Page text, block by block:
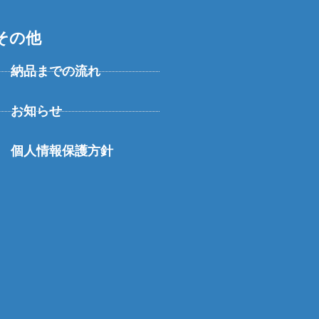
の他
納品までの流れ
お知らせ
個人情報保護方針